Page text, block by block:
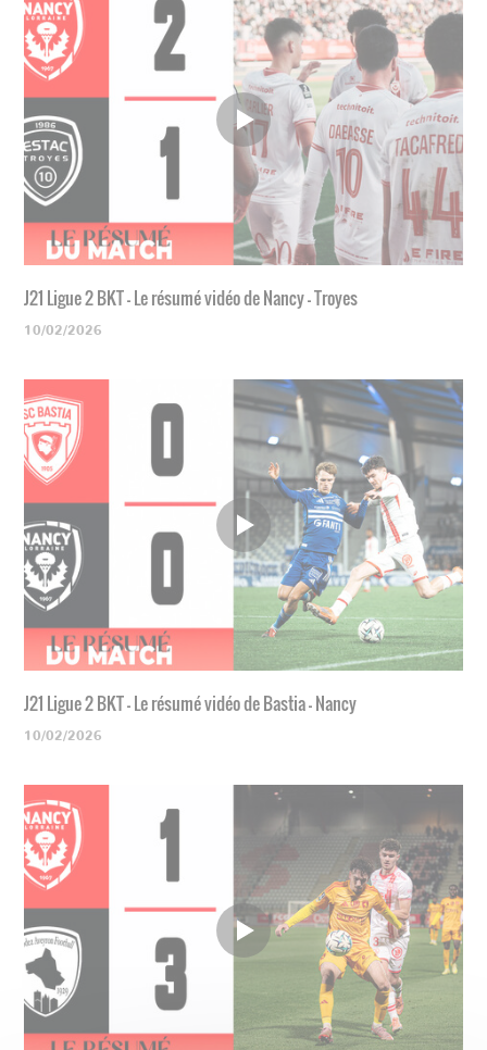
J21 Ligue 2 BKT - Le résumé vidéo de Nancy - Troyes
10/02/2026
J21 Ligue 2 BKT - Le résumé vidéo de Bastia - Nancy
10/02/2026